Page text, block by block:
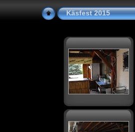
Käsfest 2015